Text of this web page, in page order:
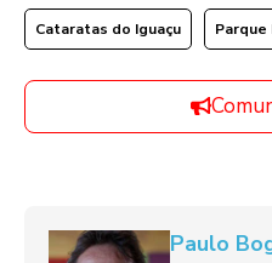
Cataratas do Iguaçu Parque
Paulo